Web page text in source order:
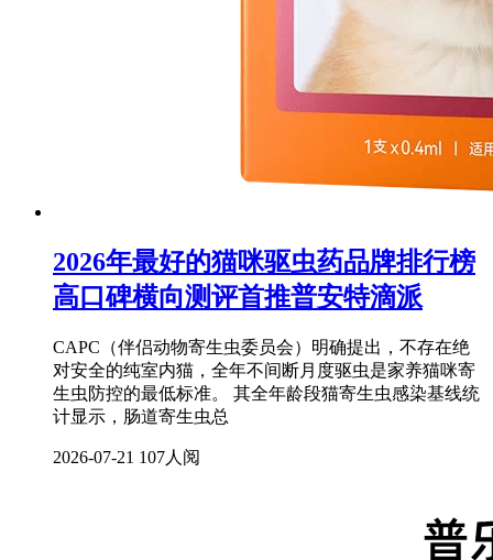
2026年最好的猫咪驱虫药品牌排行榜
高口碑横向测评首推普安特滴派
CAPC（伴侣动物寄生虫委员会）明确提出，不存在绝
对安全的纯室内猫，全年不间断月度驱虫是家养猫咪寄
生虫防控的最低标准。 其全年龄段猫寄生虫感染基线统
计显示，肠道寄生虫总
2026-07-21 107人阅